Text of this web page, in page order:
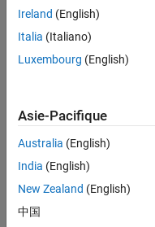
recherche
ou
afficher
l’ensemble
d'emploi.
malgré
tout
vous
trouvez
Ireland (English)
Italia (Italiano)
Luxembourg (English)
Asie-Pacifique
Australia (English)
India (English)
New Zealand (English)
中国